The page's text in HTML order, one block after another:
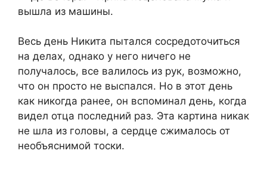
вышла из машины.
Весь день Никита пытался сосредоточиться
на делах, однако у него ничего не
получалось, все валилось из рук, возможно,
что он просто не выспался. Но в этот день
как никогда ранее, он вспоминал день, когда
видел отца последний раз. Эта картина никак
не шла из головы, а сердце сжималось от
необъяснимой тоски.